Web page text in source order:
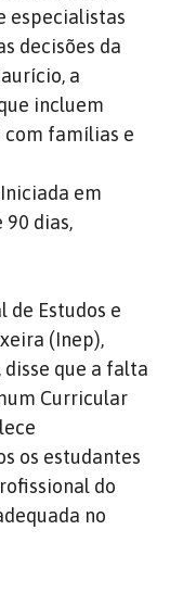
especialistas
decisões da
a
incluem
com famílias e
Iniciada em
dias,
de Estudos e
(Inep),
disse que a falta
Curricular
os estudantes
do
no